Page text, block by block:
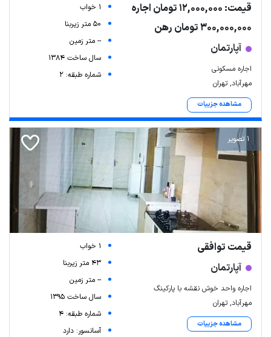
قیمت: 12,000,000 تومان اجاره
300,000,000 تومان رهن
آپارتمان
اجاره مسکونی
مهرآباد, تهران
مشاهده جزییات
1 خواب
50 متر زیربنا
-- متر زمین
سال ساخت 1384
شماره طبقه: 2
1 تصویر
قیمت توافقی
آپارتمان
اجاره واحد خوش نقشه با پارکینگ
مهرآباد, تهران
مشاهده جزییات
1 خواب
43 متر زیربنا
-- متر زمین
سال ساخت 1395
شماره طبقه: 4
آسانسور: دارد